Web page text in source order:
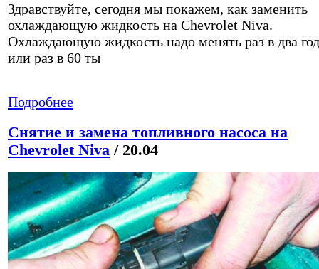
Здравствуйте, сегодня мы покажем, как заменить
охлаждающую жидкость на Chevrolet Niva.
Охлаждающую жидкость надо менять раз в два
или раз в 60 ты
Подробнее
Снятие и замена топливного насоса на
Chevrolet Niva / 20.04